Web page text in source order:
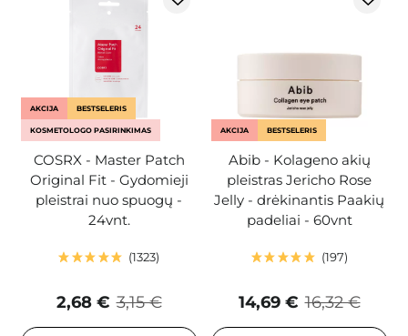
AKCIJA BESTSELERIS
KOSMETOLOGO PASIRINKIMAS
COSRX - Master Patch
Original Fit - Gydomieji
pleistrai nuo spuogų -
24vnt.
1323
3,15 €
2,68 €
AKCIJA BESTSELERIS
Abib - Kolageno akių
pleistras Jericho Rose
Jelly - drėkinantis Paakių
padeliai - 60vnt
197
16,32 €
14,69 €